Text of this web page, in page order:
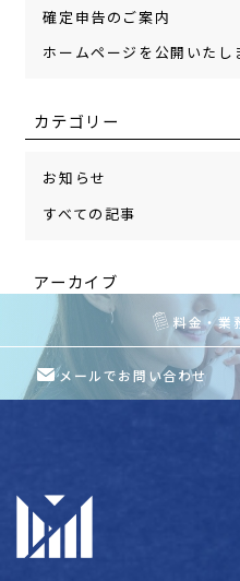
確定申告のご案内
ホームページを公開いたし
カテゴリー
お知らせ
すべての記事
アーカイブ
料金・業
メールでお問い合わせ